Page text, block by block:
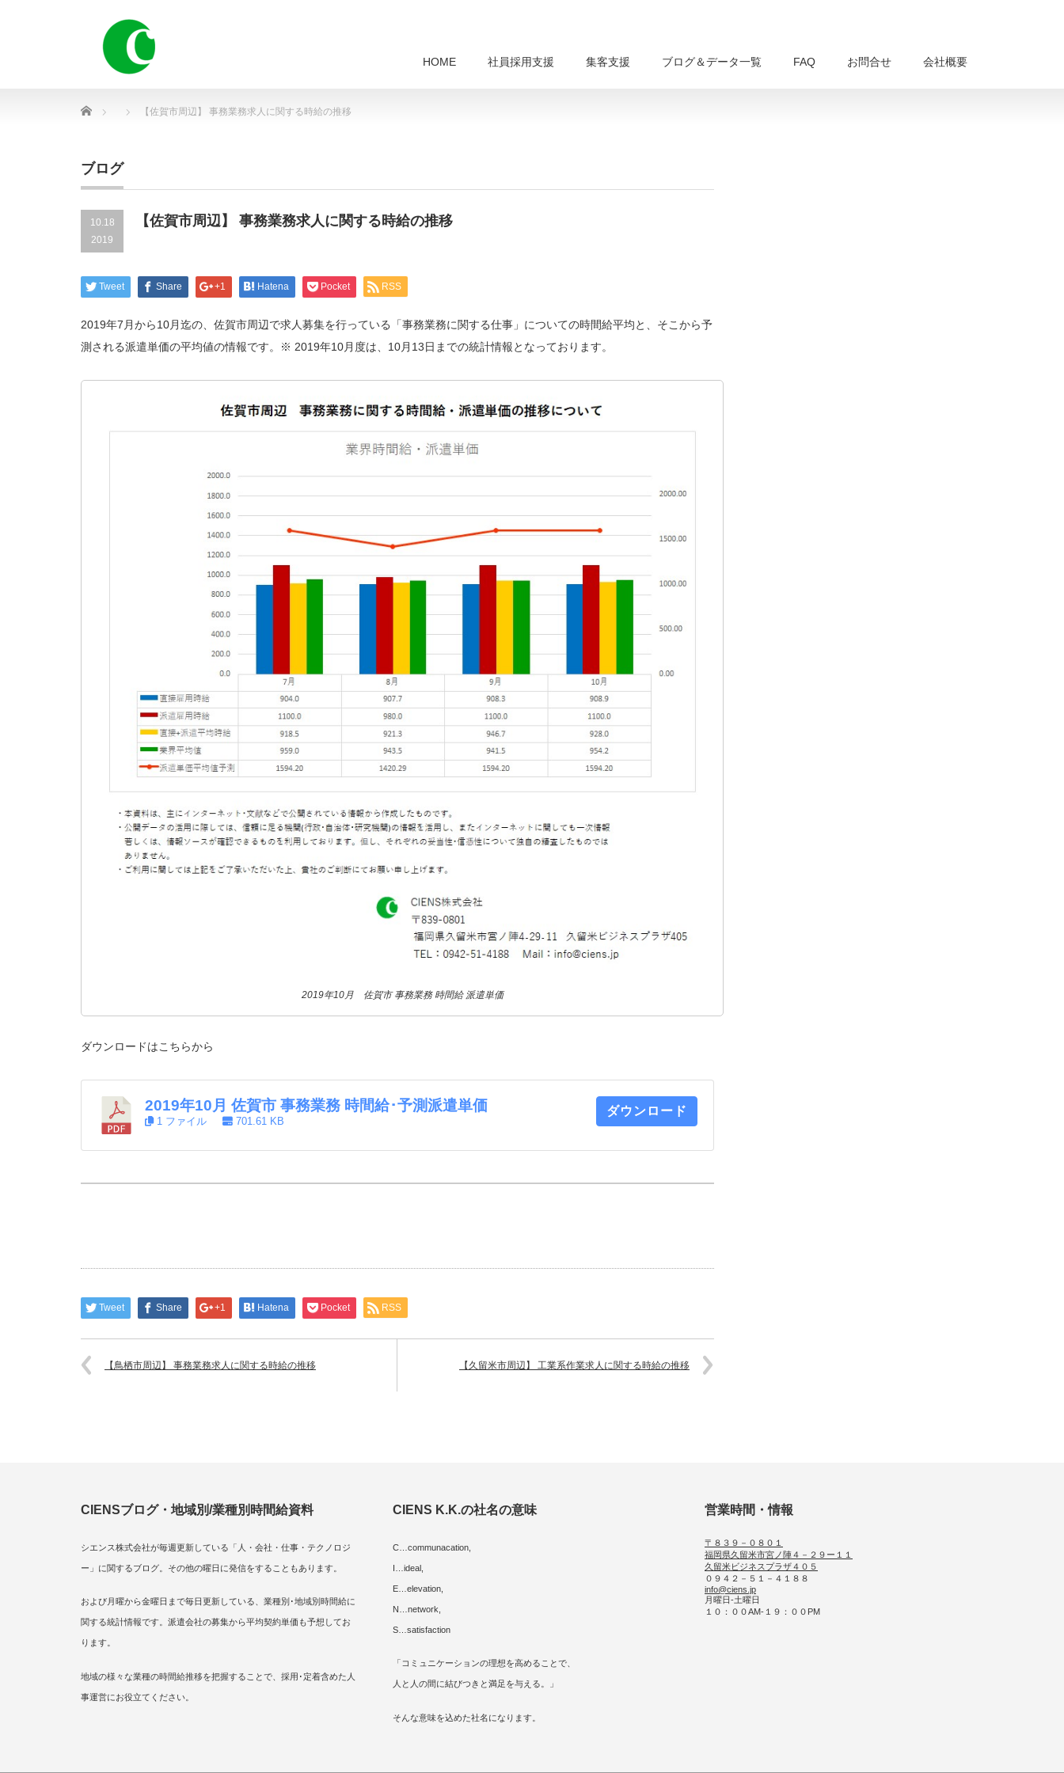
HOME 社員採用支援 集客支援 ブログ＆データ一覧 FAQ お問合せ 会社概要
Home 【佐賀市周辺】 事務業務求人に関する時給の推移
ブログ
10.18
2019
【佐賀市周辺】 事務業務求人に関する時給の推移
Tweet Share +1 Hatena Pocket RSS
2019年7月から10月迄の、佐賀市周辺で求人募集を行っている「事務業務に関する仕事」についての時間給平均と、そこから予
測される派遣単価の平均値の情報です。※ 2019年10月度は、10月13日までの統計情報となっております。
2019年10月 佐賀市 事務業務 時間給 派遣単価
ダウンロードはこちらから
2019年10月 佐賀市 事務業務 時間給･予測派遣単価
1 ファイル 701.61 KB
ダウンロード
Tweet Share +1 Hatena Pocket RSS
【鳥栖市周辺】 事務業務求人に関する時給の推移 【久留米市周辺】 工業系作業求人に関する時給の推移
CIENSブログ・地域別/業種別時間給資料
シエンス株式会社が毎週更新している「人・会社・仕事・テクノロジ
ー」に関するブログ。その他の曜日に発信をすることもあります。
および月曜から金曜日まで毎日更新している、業種別･地域別時間給に
関する統計情報です。派遣会社の募集から平均契約単価も予想してお
ります。
地域の様々な業種の時間給推移を把握することで、採用･定着含めた人
事運営にお役立てください。
CIENS K.K.の社名の意味
C…communacation,
I…ideal,
E…elevation,
N…network,
S…satisfaction
「コミュニケーションの理想を高めることで、
人と人の間に結びつきと満足を与える。」
そんな意味を込めた社名になります。
営業時間・情報
〒８３９－０８０１
福岡県久留米市宮ノ陣４－２９ー１１
久留米ビジネスプラザ４０５
０９４２－５１－４１８８
info@ciens.jp
月曜日-土曜日
１０：００AM-１９：００PM